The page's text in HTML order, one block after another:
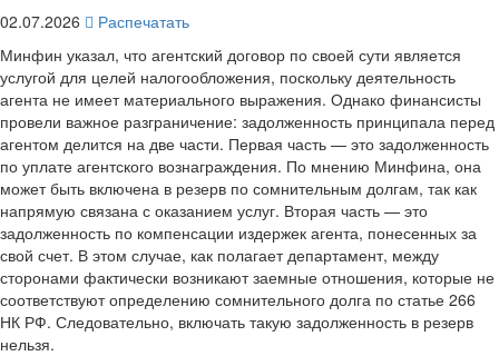
02.07.2026
Распечатать
Минфин указал, что агентский договор по своей сути является
услугой для целей налогообложения, поскольку деятельность
агента не имеет материального выражения. Однако финансисты
провели важное разграничение: задолженность принципала перед
агентом делится на две части. Первая часть — это задолженность
по уплате агентского вознаграждения. По мнению Минфина, она
может быть включена в резерв по сомнительным долгам, так как
напрямую связана с оказанием услуг. Вторая часть — это
задолженность по компенсации издержек агента, понесенных за
свой счет. В этом случае, как полагает департамент, между
сторонами фактически возникают заемные отношения, которые не
соответствуют определению сомнительного долга по статье 266
НК РФ. Следовательно, включать такую задолженность в резерв
нельзя.